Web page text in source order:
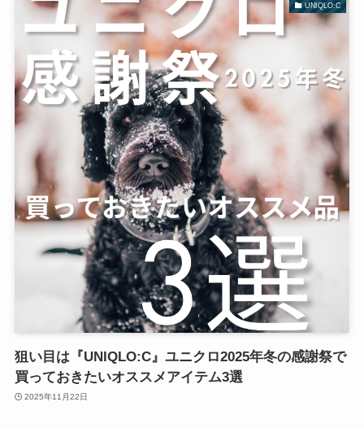
UNIQLO:C
狙い目は『UNIQLO:C』ユニクロ2025年冬の感謝祭で
買っておきたいオススメアイテム3選
2025年11月22日